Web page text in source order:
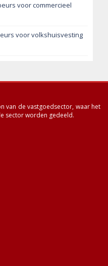
voor commercieel
voor volkshuisvesting
van de vastgoedsector, waar het
sector worden gedeeld.